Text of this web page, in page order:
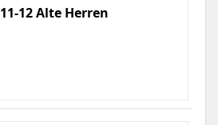
11-12 Alte Herren